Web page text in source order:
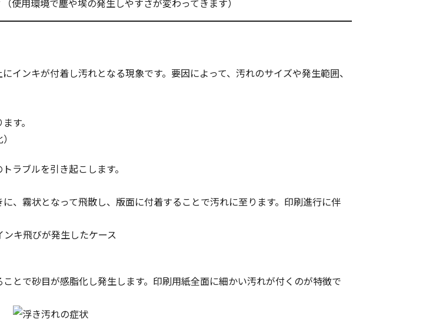
用環境で塵や埃の発生しやすさが変わってきます）
インキが付着し汚れとなる現象です。要因によって、汚れのサイズや発生範囲、
す。
ラブルを引き起こします。
、霧状となって飛散し、版面に付着することで汚れに至ります。印刷進⾏に伴
とで砂目が感脂化し発生します。印刷用紙全面に細かい汚れが付くのが特徴で